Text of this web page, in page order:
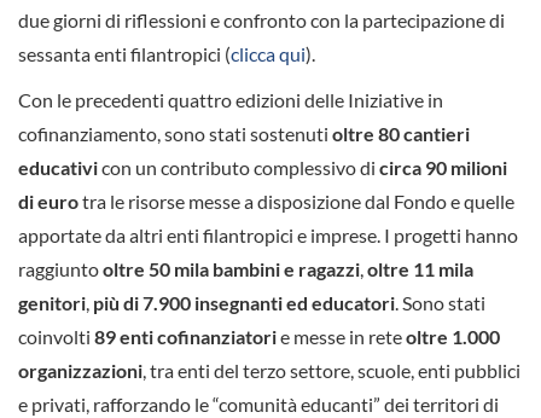
due giorni di riflessioni e confronto con la partecipazione di
sessanta enti filantropici (clicca qui).
Con le precedenti quattro edizioni delle Iniziative in
cofinanziamento, sono stati sostenuti oltre 80 cantieri
educativicon un contributo complessivo di circa 90 milioni
di eurotra le risorse messe a disposizione dal Fondo e quelle
apportate da altri enti filantropici e imprese. I progetti hanno
raggiuntooltre 50 mila bambini e ragazzi,oltre 11 mila
genitori, più di 7.900 insegnanti ed educatori. Sono stati
coinvolti 89 enti cofinanziatorie messe in reteoltre 1.000
organizzazioni, tra enti del terzo settore, scuole, enti pubblici
e privati, rafforzando le “comunità educanti” dei territori di